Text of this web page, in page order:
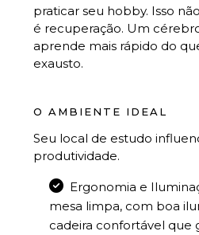
praticar seu hobby. Isso
é recuperação. Um
aprende mais rápido do
exausto.
O AMBIENTE IDEAL
Seu local de estudo
produtividade.
Ergonomia e
mesa limpa, com boa
cadeira confortável que